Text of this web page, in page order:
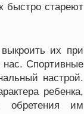
быстро стареют
их при
Спортивные
настрой.
ребенка,
обретения им